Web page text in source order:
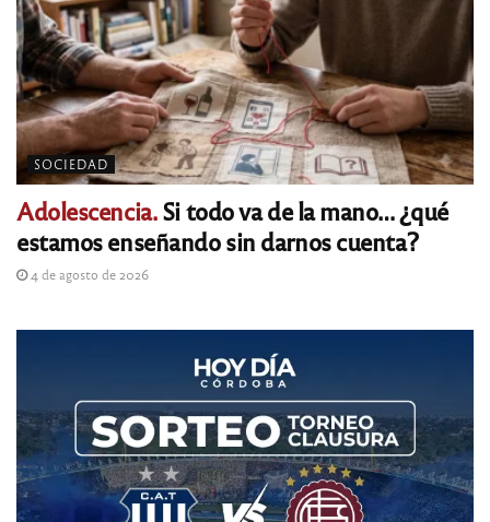
SOCIEDAD
Adolescencia.Si todo va de la mano… ¿qué
estamos enseñando sin darnos cuenta?
4 de agosto de 2026